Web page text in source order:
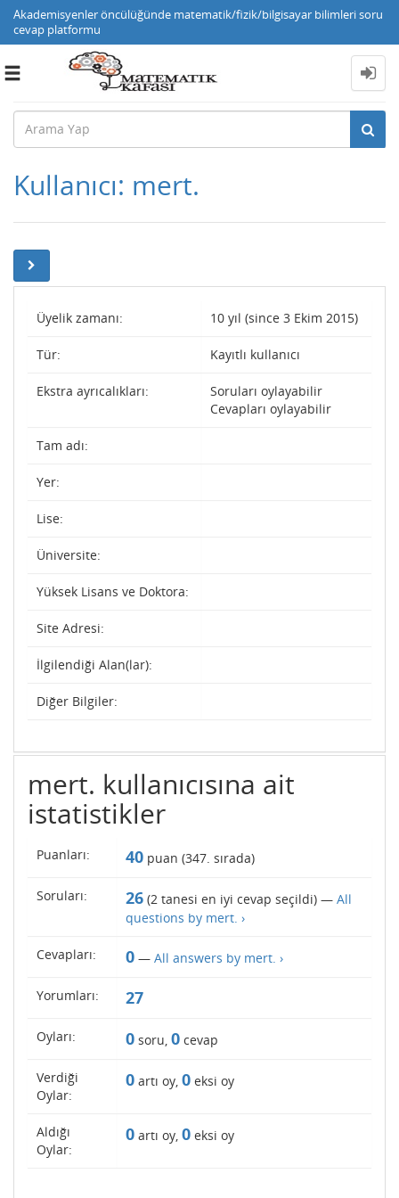
Akademisyenler öncülüğünde matematik/fizik/bilgisayar bilimleri soru
cevap platformu
Toggle
Kullanıcı: mert.
Üyelik zamanı: 10 yıl (since 3 Ekim 2015)
Tür: Kayıtlı kullanıcı
Ekstra ayrıcalıkları:
Soruları oylayabilir
Cevapları oylayabilir
Tam adı:
Yer:
Lise:
Üniversite:
Yüksek Lisans ve Doktora:
Site Adresi:
İlgilendiği Alan(lar):
Diğer Bilgiler:
mert. kullanıcısına ait
istatistikler
Puanları: 40 puan (347. sırada)
Soruları: 26 (2 tanesi en iyi cevap seçildi) — All
questions by mert. ›
Cevapları: 0 — All answers by mert. ›
Yorumları: 27
Oyları: 0 soru, 0 cevap
Verdiği
Oylar:
0 artı oy, 0 eksi oy
Aldığı
Oylar:
0 artı oy, 0 eksi oy